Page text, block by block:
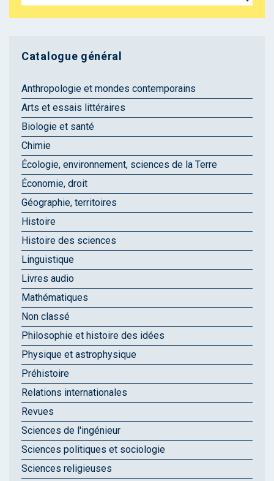
Catalogue général
Anthropologie et mondes contemporains
Arts et essais littéraires
Biologie et santé
Chimie
Écologie, environnement, sciences de la Terre
Économie, droit
Géographie, territoires
Histoire
Histoire des sciences
Linguistique
Livres audio
Mathématiques
Non classé
Philosophie et histoire des idées
Physique et astrophysique
Préhistoire
Relations internationales
Revues
Sciences de l'ingénieur
Sciences politiques et sociologie
Sciences religieuses